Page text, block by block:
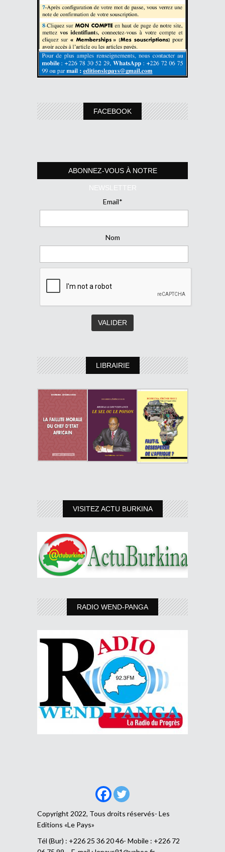
FACEBOOK
ABONNEZ-VOUS À NOTRE
NEWSLETTER
Email*
Nom
LIBRAIRIE
VISITEZ ACTU BURKINA
RADIO WEND-PANGA
Copyright 2022, Tous droits réservés- Les
Editions «Le Pays»
Tél (Bur) : +226 25 36 20 46- Mobile : +226 72